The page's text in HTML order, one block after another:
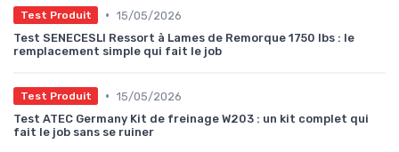
Test Produit • 15/05/2026
Test SENECESLI Ressort à Lames de Remorque 1750 lbs : le
remplacement simple qui fait le job
Test Produit • 15/05/2026
Test ATEC Germany Kit de freinage W203 : un kit complet qui
fait le job sans se ruiner